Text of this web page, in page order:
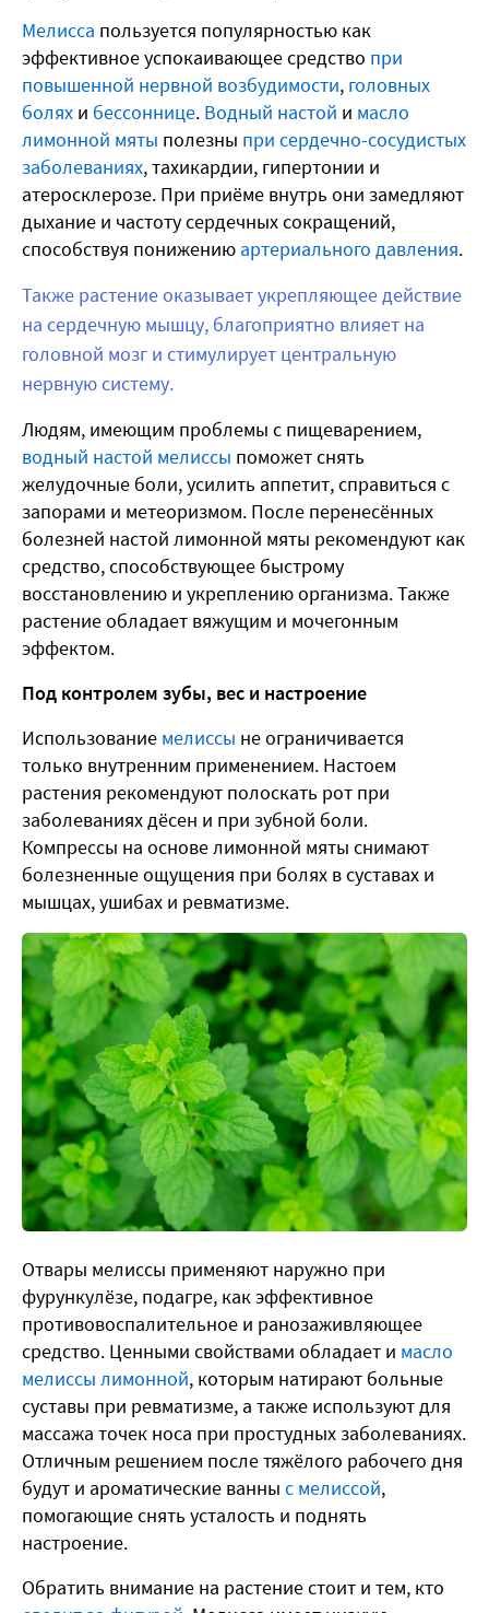
Мелисса пользуется популярностью как
эффективное успокаивающее средство при
повышенной нервной возбудимости, головных
болях и бессоннице. Водный настой и масло
лимонной мяты полезны при сердечно-сосудистых
заболеваниях, тахикардии, гипертонии и
атеросклерозе. При приёме внутрь они замедляют
дыхание и частоту сердечных сокращений,
способствуя понижению артериального давления.
Также растение оказывает укрепляющее действие
на сердечную мышцу, благоприятно влияет на
головной мозг и стимулирует центральную
нервную систему.
Людям, имеющим проблемы с пищеварением,
водный настой мелиссы поможет снять
желудочные боли, усилить аппетит, справиться с
запорами и метеоризмом. После перенесённых
болезней настой лимонной мяты рекомендуют как
средство, способствующее быстрому
восстановлению и укреплению организма. Также
растение обладает вяжущим и мочегонным
эффектом.
Под контролем зубы, вес и настроение
Использование мелиссы не ограничивается
только внутренним применением. Настоем
растения рекомендуют полоскать рот при
заболеваниях дёсен и при зубной боли.
Компрессы на основе лимонной мяты снимают
болезненные ощущения при болях в суставах и
мышцах, ушибах и ревматизме.
Отвары мелиссы применяют наружно при
фурункулёзе, подагре, как эффективное
противовоспалительное и ранозаживляющее
средство. Ценными свойствами обладает и масло
мелиссы лимонной, которым натирают больные
суставы при ревматизме, а также используют для
массажа точек носа при простудных заболеваниях.
Отличным решением после тяжёлого рабочего дня
будут и ароматические ванны с мелиссой,
помогающие снять усталость и поднять
настроение.
Обратить внимание на растение стоит и тем, кто